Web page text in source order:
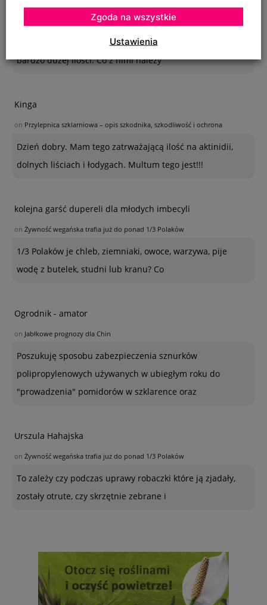
SZKODNIKI WIĄZU I ICH ZWALCZANIE
Na szczepionym wiązie zaczęły wyrastać dzikie pędy w
bardzo dużej ilości. Co z nimi należy
Kinga
on Przylepnica szklarniowa – opis szkodnika, szkodliwość i ochrona
Dzień dobry. Mam tego zatrważającą ilość na aktinidii,
dolnych liściach i łodygach. Multum tego jest!!!
kolejna garść dupereli dla młodych imbecyli
on Żywność wegańska trafia już do ponad 1/3 Polaków
1/3 Polaków je chleb, ziemniaki, owoce, warzywa, pije
wodę z butelek, studni lub kranu? Co
Ogrodnik - amator
on Jabłkowe prognozy dla Chin
Poszukuję sposobu zabezpieczenia sznurków
polipropylenowych używanych w ubiegłym roku do
"prowadzenia" pomidorów w szklarence oraz
Urszula Hahajska
on Żywność wegańska trafia już do ponad 1/3 Polaków
To zależy czy podczas uprawy robaczki które ją zjadały,
zostały otrute, czy skrzętnie zebrane i
Ustawienia
Zgoda na wszystkie